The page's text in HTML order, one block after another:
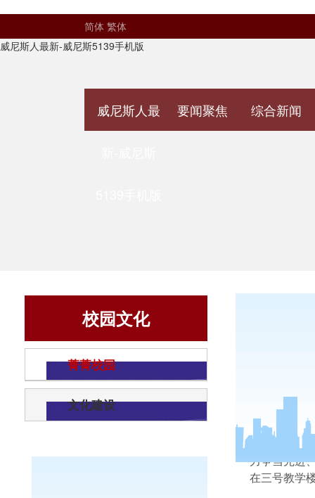
简体 繁体
威尼斯人最新-威尼斯5139手机版
威尼斯人最 要闻聚焦 综合新闻
校园文化
菁菁校园
文化建设
力争当先进
在三号教学